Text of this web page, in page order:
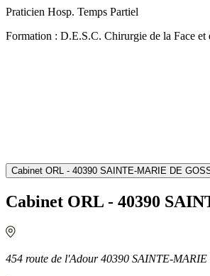
Praticien Hosp. Temps Partiel
Formation : D.E.S.C. Chirurgie de la Face et
Cabinet ORL - 40390 SAINTE-MARIE DE
Cabinet ORL - 40390
454 route de l'Adour 40390 SAINTE-